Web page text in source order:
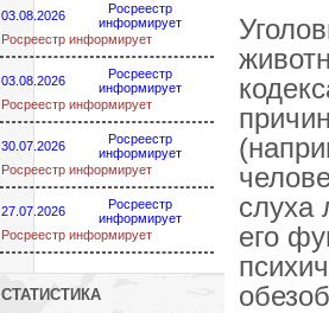
03.08.2026
Росреестр
информирует
Росреестр информирует
03.08.2026
Росреестр
информирует
Росреестр информирует
30.07.2026
Росреестр
информирует
Росреестр информирует
27.07.2026
Росреестр
информирует
Росреестр информирует
СТАТИСТИКА
слуха
его